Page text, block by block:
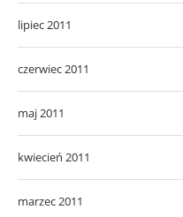
lipiec 2011
czerwiec 2011
maj 2011
kwiecień 2011
marzec 2011